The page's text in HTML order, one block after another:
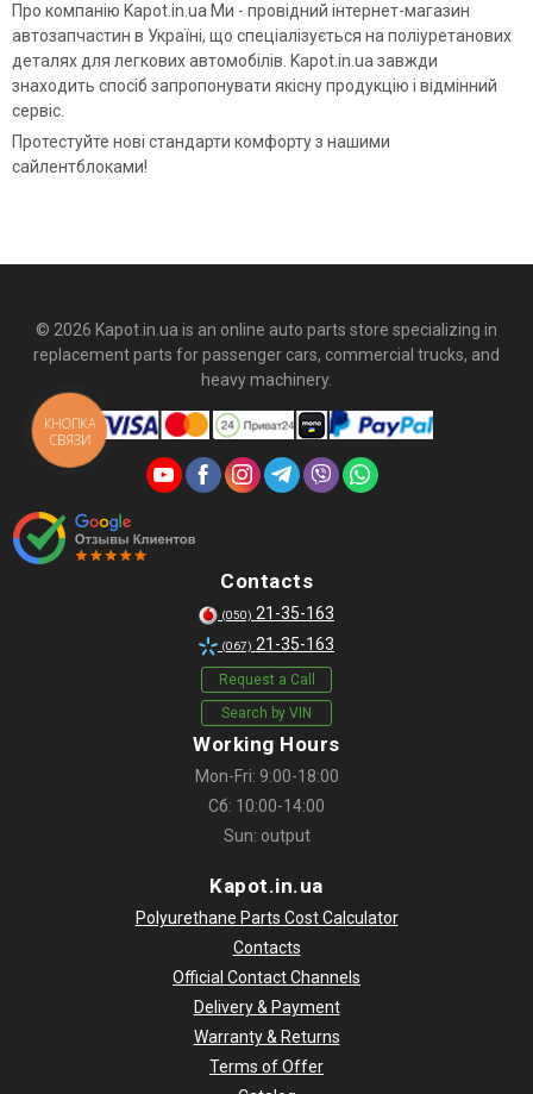
Про компанію Kapot.in.ua Ми - провідний інтернет-магазин
автозапчастин в Україні, що спеціалізується на поліуретанових
деталях для легкових автомобілів. Kapot.in.ua завжди
знаходить спосіб запропонувати якісну продукцію і відмінний
сервіс.
Протестуйте нові стандарти комфорту з нашими
сайлентблоками!
© 2026 Kapot.in.ua is an online auto parts store specializing in
replacement parts for passenger cars, commercial trucks, and
heavy machinery.
Contacts
(050) 21-35-163
(067) 21-35-163
Request a Call
Search by VIN
Working Hours
Mon-Fri: 9:00-18:00
Сб: 10:00-14:00
Sun: output
Kapot.in.ua
Polyurethane Parts Cost Calculator
Contacts
Official Contact Channels
Delivery & Payment
Warranty & Returns
Terms of Offer
КНОПКА
СВЯЗИ